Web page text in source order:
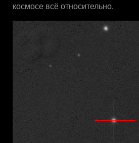
космосе всё относительно.